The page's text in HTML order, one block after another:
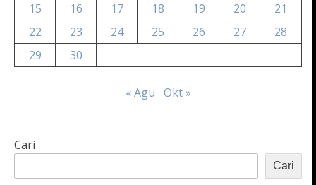
15
16 17 18 19 20
21
22
23 24 25 26 27
28
29
30
« Agu Okt »
Cari
Cari